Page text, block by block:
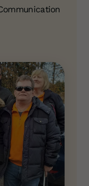
Votre don :